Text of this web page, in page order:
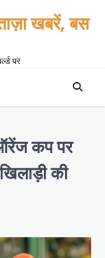
खबरें, बस
पर
कप पर
की